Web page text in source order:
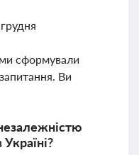
ми сформували
Ви